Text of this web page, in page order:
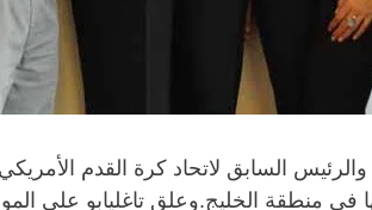
السابق لاتحاد كرة القدم
في منطقة الخليج. وعلق تاغليابو على